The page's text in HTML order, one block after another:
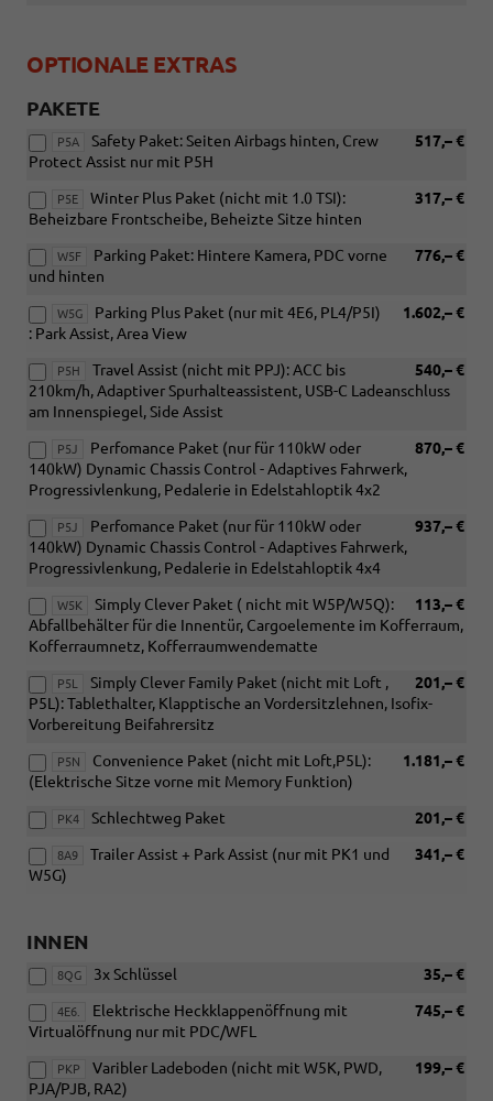
OPTIONALE EXTRAS
PAKETE
P5A 517,– €
Safety Paket: Seiten Airbags hinten, Crew
Protect Assist nur mit P5H
P5E 317,– €
Winter Plus Paket (nicht mit 1.0 TSI):
Beheizbare Frontscheibe, Beheizte Sitze hinten
W5F 776,– €
Parking Paket: Hintere Kamera, PDC vorne
und hinten
W5G 1.602,– €
Parking Plus Paket (nur mit 4E6, PL4/P5I)
: Park Assist, Area View
P5H 540,– €
Travel Assist (nicht mit PPJ): ACC bis
210km/h, Adaptiver Spurhalteassistent, USB-C Ladeanschluss
am Innenspiegel, Side Assist
P5J 870,– €
Perfomance Paket (nur für 110kW oder
140kW) Dynamic Chassis Control - Adaptives Fahrwerk,
Progressivlenkung, Pedalerie in Edelstahloptik 4x2
P5J 937,– €
Perfomance Paket (nur für 110kW oder
140kW) Dynamic Chassis Control - Adaptives Fahrwerk,
Progressivlenkung, Pedalerie in Edelstahloptik 4x4
W5K 113,– €
Simply Clever Paket ( nicht mit W5P/W5Q):
Abfallbehälter für die Innentür, Cargoelemente im Kofferraum,
Kofferraumnetz, Kofferraumwendematte
P5L 201,– €
Simply Clever Family Paket (nicht mit Loft ,
P5L): Tablethalter, Klapptische an Vordersitzlehnen, Isofix-
Vorbereitung Beifahrersitz
P5N 1.181,– €
Convenience Paket (nicht mit Loft,P5L):
(Elektrische Sitze vorne mit Memory Funktion)
PK4 201,– €
Schlechtweg Paket
8A9 341,– €
Trailer Assist + Park Assist (nur mit PK1 und
W5G)
INNEN
8QG 35,– €
3x Schlüssel
4E6. 745,– €
Elektrische Heckklappenöffnung mit
Virtualöffnung nur mit PDC/WFL
PKP 199,– €
Varibler Ladeboden (nicht mit W5K, PWD,
PJA/PJB, RA2)